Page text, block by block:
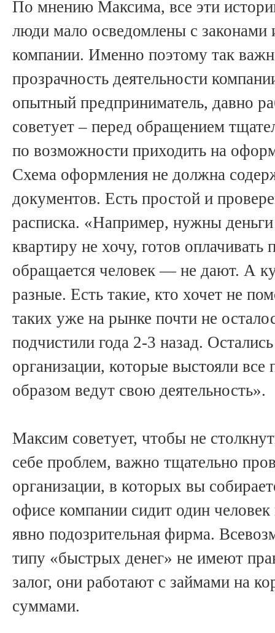
По мнению Максима, все эти
люди мало осведомлены с
компании. Именно поэтому так
прозрачность деятельности
опытный предприниматель, давно
советует – перед обращением
по возможности приходить на
Схема оформления не должна
документов. Есть простой и
расписка. «Например, нужны
квартиру не хочу, готов оплачивать
обращается человек — не дают. А
разные. Есть такие, кто хочет не
таких уже на рынке почти не
подчистили года 2-3 назад.
организации, которые выстояли
образом ведут свою деятельность».
Максим советует, чтобы не
себе проблем, важно тщательно
организации, в которых вы
офисе компании сидит один
явно подозрительная фирма.
типу «быстрых денег» не имеют
залог, они работают с займами на
суммами.